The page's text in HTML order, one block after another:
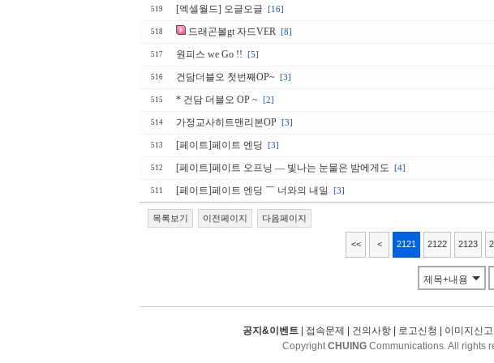
519 [엑셀월드] 오글오글 [16]
518 드래곤볼gt 자드VER [8]
517 원피스 we Go !! [5]
516 건담더블오 첫번째OP~ [3]
515 * 건담 더블오 OP ~ [2]
514 가정교사히트맨리본OP [3]
513 [페이트]페이트 엔딩 [3]
512 [페이트]페이트 오프닝 ― 빛나는 눈물은 밤에게도 [4]
511 [페이트]페이트 엔딩 ￣ 너와의 내일 [3]
목록보기 이전페이지 다음페이지
<< < 2121 2122 2123
제목+내용
공지&이벤트 접속문제 건의사항 로고신청 이미지신고
CopyrightCHUING Communications. All rights